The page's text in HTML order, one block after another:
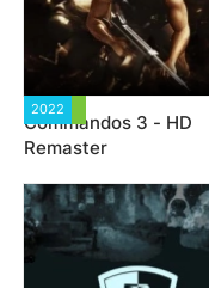
2022
Commandos 3 - HD
Remaster